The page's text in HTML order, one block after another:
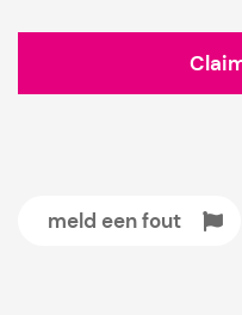
meld een fout